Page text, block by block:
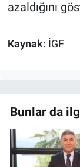
azaldığını
Kaynak: İGF
Bunlar da